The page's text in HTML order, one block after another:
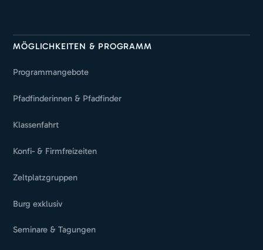
MÖGLICHKEITEN & PROGRAMM
Programmangebote
Pfadfinderinnen & Pfadfinder
Klassenfahrt
Konfi- & Firmfreizeiten
Zeltplatzgruppen
Burg exklusiv
Seminare & Tagungen